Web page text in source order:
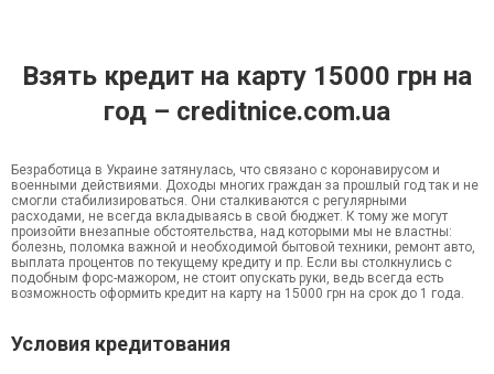
Взять кредит на карту 15000 грн на
год – creditnice.com.ua
Безработица в Украине затянулась, что связано с коронавирусом и
военными действиями. Доходы многих граждан за прошлый год так и не
смогли стабилизироваться. Они сталкиваются с регулярными
расходами, не всегда вкладываясь в свой бюджет. К тому же могут
произойти внезапные обстоятельства, над которыми мы не властны:
болезнь, поломка важной и необходимой бытовой техники, ремонт авто,
выплата процентов по текущему кредиту и пр. Если вы столкнулись с
подобным форс-мажором, не стоит опускать руки, ведь всегда есть
возможность оформить кредит на карту на 15000 грн на срок до 1 года.
Условия кредитования